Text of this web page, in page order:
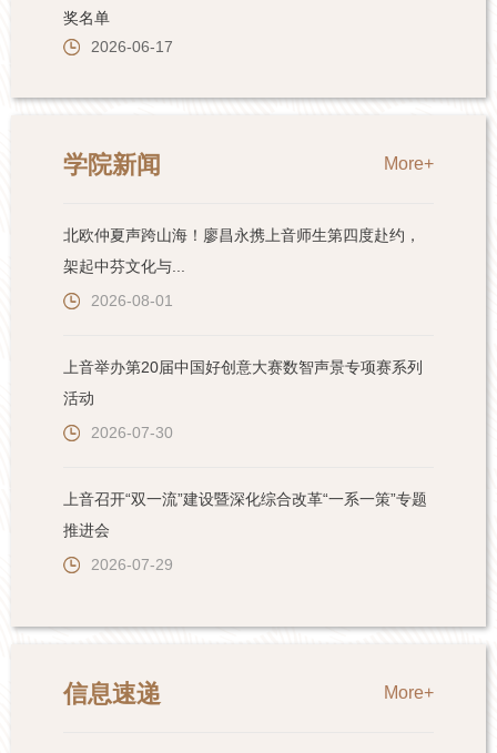
学院新闻 More+
北欧仲夏声跨山海！廖昌永携上音师生第四度赴约，
架起中芬文化与...
2026-08-01
上音举办第20届中国好创意大赛数智声景专项赛系列
活动
2026-07-30
上音召开“双一流”建设暨深化综合改革“一系一策”专题
推进会
2026-07-29
信息速递 More+